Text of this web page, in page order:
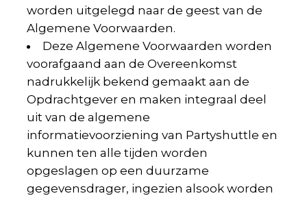
worden uitgelegd naar de geest van de
Algemene Voorwaarden.
Deze Algemene Voorwaarden worden
voorafgaand aan de Overeenkomst
nadrukkelijk bekend gemaakt aan de
Opdrachtgever en maken integraal deel
uit van de algemene
informatievoorziening van Partyshuttle en
kunnen ten alle tijden worden
opgeslagen op een duurzame
gegevensdrager, ingezien alsook worden